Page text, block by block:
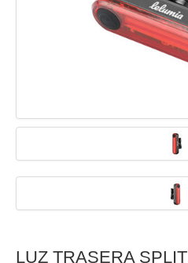
LUZ TRASERA SPLIT